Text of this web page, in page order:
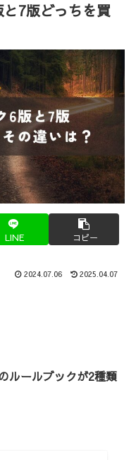
と7版どっちを買
LINE コピー
2024.07.06 2025.04.07
ルールブックが2種類